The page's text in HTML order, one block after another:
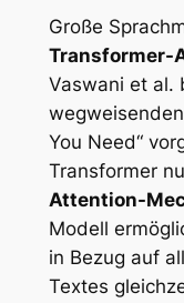
Große
Transformer-
Vaswani et al.
You Need“
Transformer
Attention-
Modell
in Bezug auf
Textes